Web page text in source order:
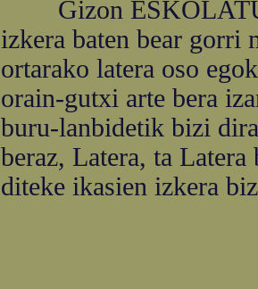
Gizon
izkera baten bear gorri
ortarako latera oso
orain-gutxi arte bera
buru-lanbidetik bizi
beraz, Latera, ta
diteke ikasien izkera